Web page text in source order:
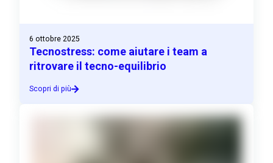
6 ottobre 2025
Tecnostress: come aiutare i team a
ritrovare il tecno-equilibrio
Scopri di più